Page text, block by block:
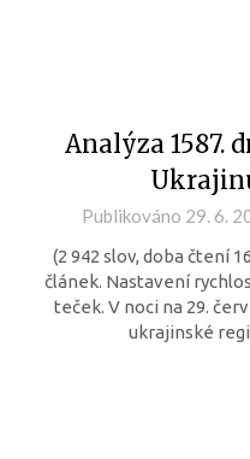
Analýza 1587.
Publikováno 29. 6.
(2 942 slov, doba čtení
článek. Nastavení
teček. V noci na 29.
ukrajinské